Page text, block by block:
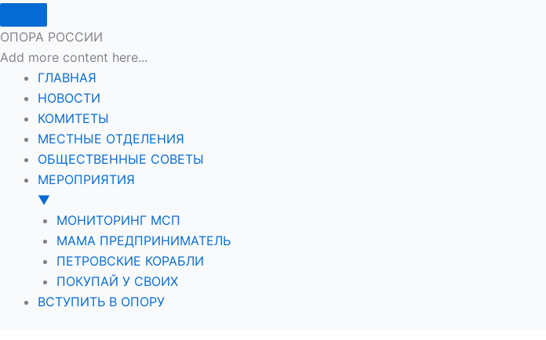
ОПОРА РОССИИ
Add more content here...
ГЛАВНАЯ
НОВОСТИ
КОМИТЕТЫ
МЕСТНЫЕ ОТДЕЛЕНИЯ
ОБЩЕСТВЕННЫЕ СОВЕТЫ
МЕРОПРИЯТИЯ
▼
МОНИТОРИНГ МСП
МАМА ПРЕДПРИНИМАТЕЛЬ
ПЕТРОВСКИЕ КОРАБЛИ
ПОКУПАЙ У СВОИХ
ВСТУПИТЬ В ОПОРУ